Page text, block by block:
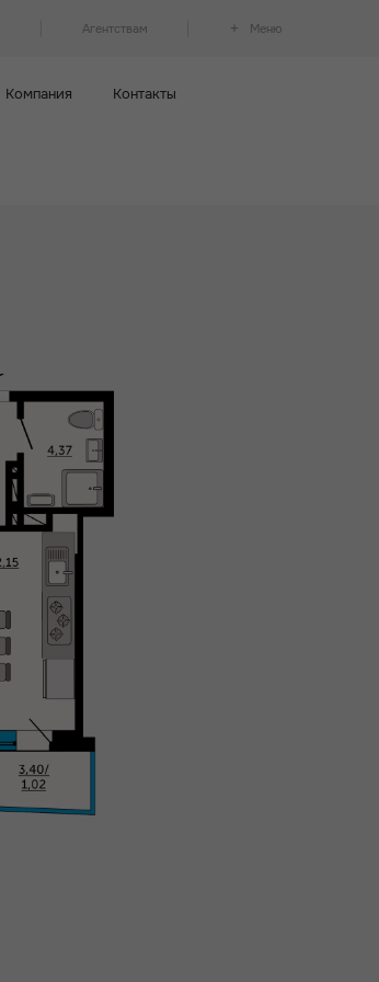
Агентствам Меню
Компания Контакты